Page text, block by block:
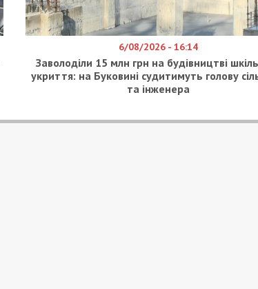
6/08/2026 - 16:14
Заволоділи 15 млн грн на будівництві
укриття: на Буковині судитимуть голову
та інженера